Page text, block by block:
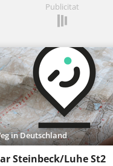
Publicitat
in Deutschland
Steinbeck/Luhe St2